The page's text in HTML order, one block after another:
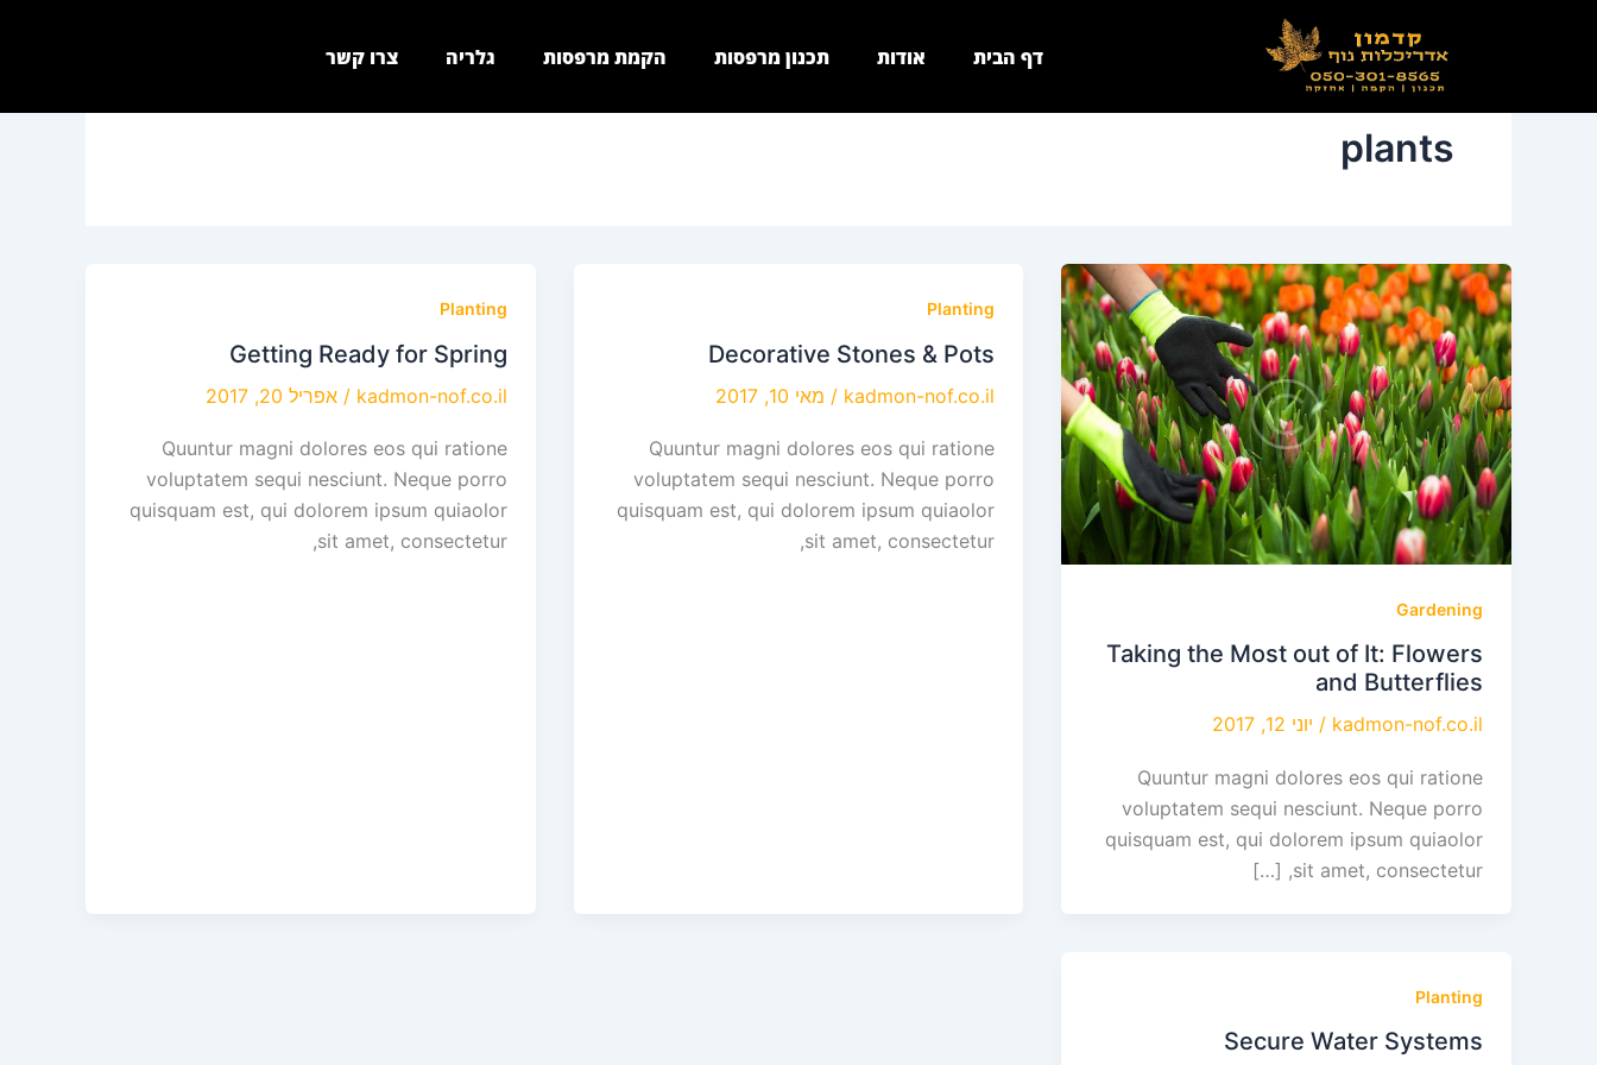
דף הבית אודות תכנון מרפסות הקמת מרפסות גלריה צרו קשר
plants
Gardening
Taking the Most out of It: Flowers
and Butterflies
kadmon-nof.co.il
/ יוני 12, 2017
Quuntur magni dolores eos qui ratione
voluptatem sequi nesciunt. Neque porro
quisquam est, qui dolorem ipsum quiaolor
sit amet, consectetur, […]
Planting
Decorative Stones & Pots
kadmon-nof.co.il
/ מאי 10, 2017
Quuntur magni dolores eos qui ratione
voluptatem sequi nesciunt. Neque porro
quisquam est, qui dolorem ipsum quiaolor
sit amet, consectetur,
Planting
Getting Ready for Spring
kadmon-nof.co.il
/אפריל 20, 2017
Quuntur magni dolores eos qui ratione
voluptatem sequi nesciunt. Neque porro
quisquam est, qui dolorem ipsum quiaolor
sit amet, consectetur,
Planting
Secure Water Systems